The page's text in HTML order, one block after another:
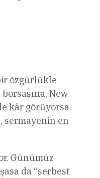
özgürlükle
New
kâr görüyorsa
sermayenin en
Günümüz
da “serbest